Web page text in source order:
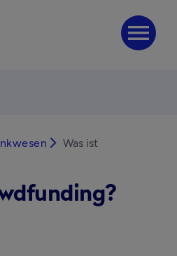
menu
arrow_forward_ios Was ist